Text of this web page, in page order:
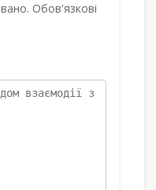
Обов'язкові